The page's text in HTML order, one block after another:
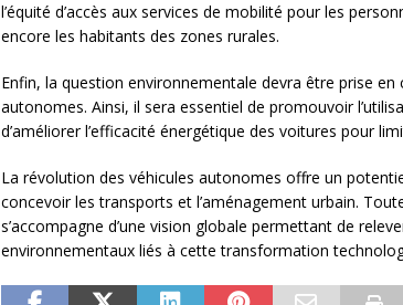
l’équité d’accès aux services de mobilité pour les
encore les habitants des zones rurales.
Enfin, la question environnementale devra être prise
autonomes. Ainsi, il sera essentiel de promouvoir
d’améliorer l’efficacité énergétique des voitures pour
La révolution des véhicules autonomes offre un
concevoir les transports et l’aménagement urbain.
s’accompagne d’une vision globale permettant de
environnementaux liés à cette transformation